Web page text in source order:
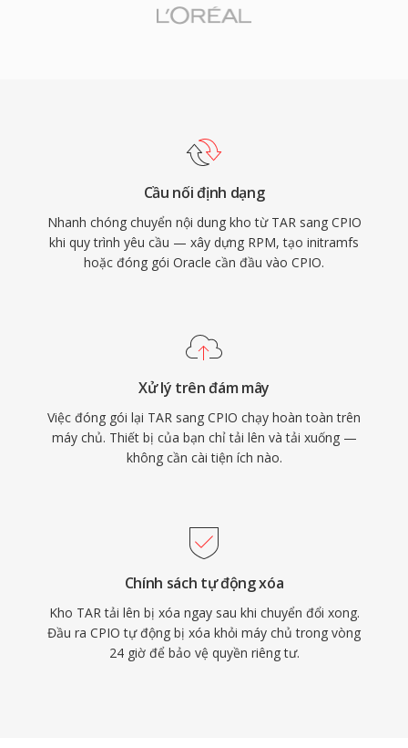
Cầu nối định dạng
Nhanh chóng chuyển nội dung kho từ TAR sang CPIO
khi quy trình yêu cầu — xây dựng RPM, tạo initramfs
hoặc đóng gói Oracle cần đầu vào CPIO.
Xử lý trên đám mây
Việc đóng gói lại TAR sang CPIO chạy hoàn toàn trên
máy chủ. Thiết bị của bạn chỉ tải lên và tải xuống —
không cần cài tiện ích nào.
Chính sách tự động xóa
Kho TAR tải lên bị xóa ngay sau khi chuyển đổi xong.
Đầu ra CPIO tự động bị xóa khỏi máy chủ trong vòng
24 giờ để bảo vệ quyền riêng tư.